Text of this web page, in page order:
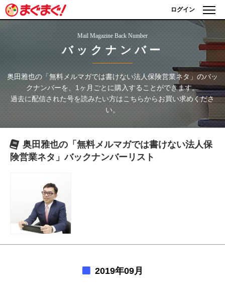
ログイン
Mail Magazine Back Number
バックナンバー
奥田雅也の「無料メルマガでは書けない法人保険営業ネタ」 のバッ
クナンバーを、1ヶ月ごとに購入することができます。
過去に配信された号を読みたい方はこちらからお買い求めくださ
い。
奥田雅也の「無料メルマガでは書けない法人保
険営業ネタ」バックナンバーリスト
2019年09月